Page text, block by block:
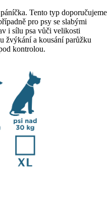
Tento typ doporučujeme
pro psy se slabými
i sílu psa vůči velikosti
žvýkání a kousání parůžku
kontrolou.